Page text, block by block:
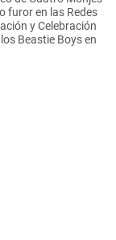
furor en las Redes
y Celebración
Beastie Boys en